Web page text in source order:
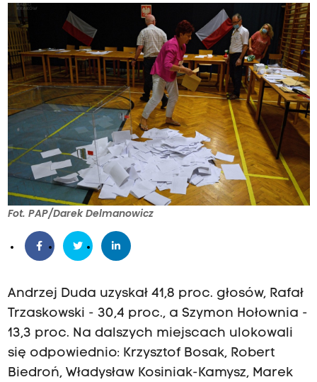
Fot. PAP/Darek Delmanowicz
Andrzej Duda uzyskał 41,8 proc. głosów, Rafał
Trzaskowski - 30,4 proc., a Szymon Hołownia -
13,3 proc. Na dalszych miejscach ulokowali
się odpowiednio: Krzysztof Bosak, Robert
Biedroń, Władysław Kosiniak-Kamysz, Marek